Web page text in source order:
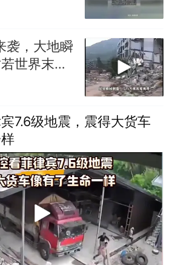
袭，大地瞬
世界末日
7.6级地震，震得大货车